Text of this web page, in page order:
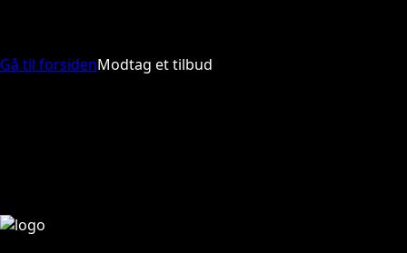
Gå til forsidenModtag et tilbud